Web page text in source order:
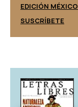
EDICIÓN MÉXICO
SUSCRÍBETE